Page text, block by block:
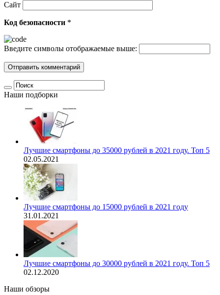
Сайт
Код безопасности *
Введите символы отображаемые выше:
Наши подборки
Лучшие смартфоны до 35000 рублей в 2021 году. Топ 5
02.05.2021
Лучшие смартфоны до 15000 рублей в 2021 году
31.01.2021
Лучшие смартфоны до 30000 рублей в 2021 году. Топ 5
02.12.2020
Наши обзоры